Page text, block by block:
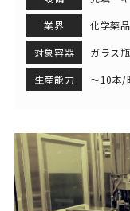
業界
化学薬品
対象容器
ガラス
生産能力
～10本/